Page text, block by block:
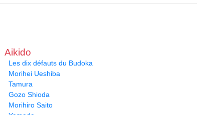
Aikido
Les dix défauts du Budoka
Morihei Ueshiba
Tamura
Gozo Shioda
Morihiro Saito